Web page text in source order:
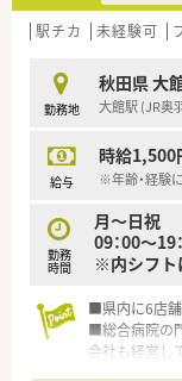
駅チカ 未経験可
勤務地
秋田県 大
大館駅 (JR奥
給与
時給1,500
※年齢・経験
勤務
時間
月～日祝
09：00～19
※内シフト
■県内に6店舗
■総合病院の
会社も経営し